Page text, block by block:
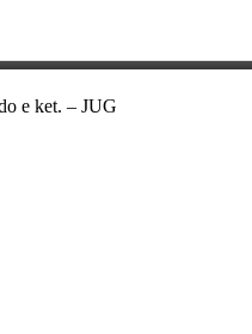
e ket. – JUG